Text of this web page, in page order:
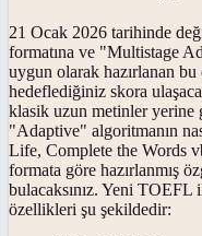
21 Ocak 2026 tarihinde
formatına ve "Multistage
uygun olarak hazırlanan
hedeflediğiniz skora
klasik uzun metinler yerine
"Adaptive" algoritmanın
Life, Complete the Words
formata göre hazırlanmış
bulacaksınız. Yeni TOEFL
özellikleri şu şekildedir: